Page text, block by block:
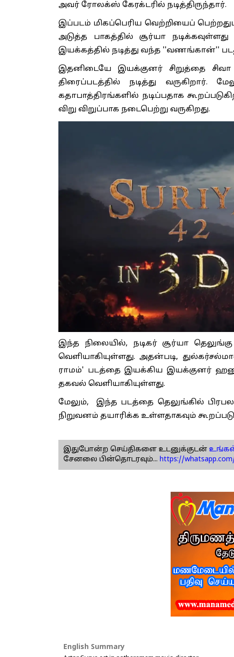
அவர் ரோலக்ஸ் கேரக்டரில் நடித்திருந்தார்.
இப்படம் மிகப்பெரிய வெற்றியைப்
அடுத்த பாகத்தில் சூர்யா
இயக்கத்தில் நடித்து வந்த ''வணங்கான்''
இதனிடையே இயக்குனர் சிறுத்தை
திரைப்படத்தில் நடித்து வருகிறார்.
கதாபாத்திரங்களில் நடிப்பதாக
விறு விறுப்பாக நடைபெற்று வருகிறது.
இந்த நிலையில், நடிகர் சூர்யா
வெளியாகியுள்ளது. அதன்படி,
ராமம்' படத்தை இயக்கிய இயக்குனர் ஹனு
தகவல் வெளியாகியுள்ளது.
மேலும், இந்த படத்தை தெலுங்கில் பிரபல
நிறுவனம் தயாரிக்க உள்ளதாகவும்
இதுபோன்ற செய்திகளை உடனுக்குடன் உங்கள்
சேனலை பின்தொடரவும்... https://
English Summary